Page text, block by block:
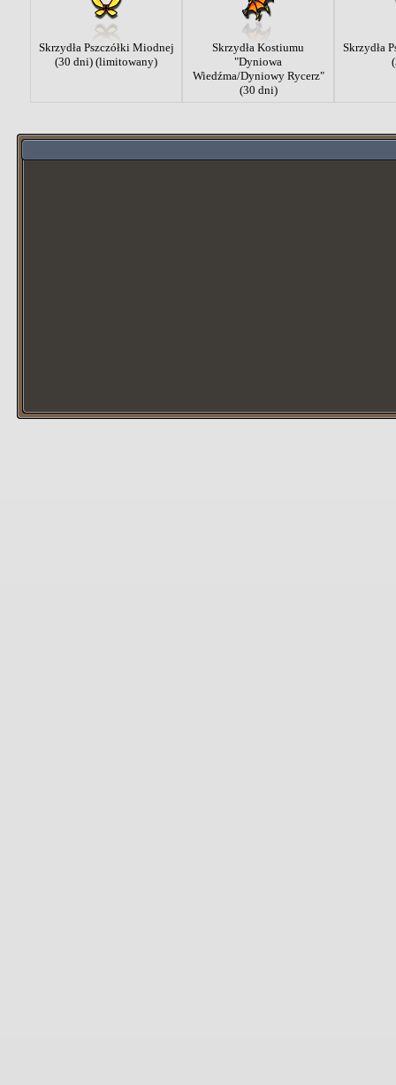
Skrzydła Pszczółki Miodnej
(30 dni) (limitowany)
Skrzydła Kostiumu
"Dyniowa
Wiedźma/Dyniowy Rycerz"
(30 dni)
Skrzydła